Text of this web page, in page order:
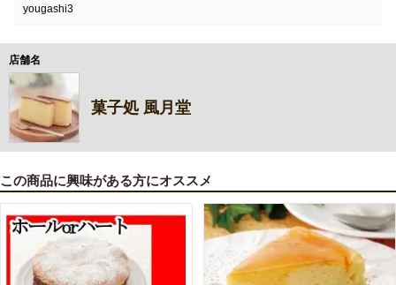
yougashi3
店舗名
菓子処 風月堂
この商品に興味がある方にオススメ